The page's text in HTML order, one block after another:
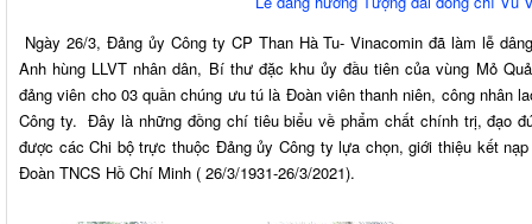
Ngày 26/3, Đảng ủy Công ty CP Than Hà Tu- Vinacomin đã làm lễ
Anh hùng LLVT nhân dân, Bí thư đặc khu ủy đầu tiên của vùng Mỏ
đảng viên cho 03 quần chúng ưu tú là Đoàn viên thanh niên, công nhân
Công ty. Đây là những đồng chí tiêu biểu về phẩm chất chính trị, đạo
được các Chi bộ trực thuộc Đảng ủy Công ty lựa chọn, giới thiệu kết
Đoàn TNCS Hồ Chí Minh ( 26/3/1931-26/3/2021).